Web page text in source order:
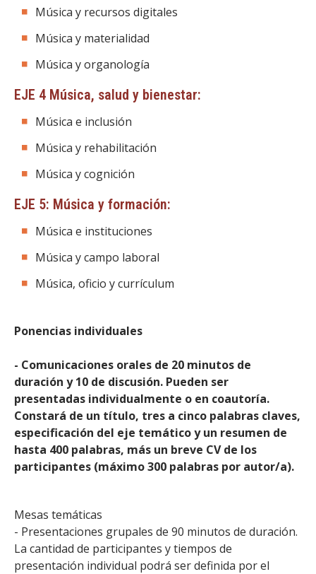
Música y recursos digitales
Música y materialidad
Música y organología
EJE 4 Música, salud y bienestar:
Música e inclusión
Música y rehabilitación
Música y cognición
EJE 5: Música y formación:
Música e instituciones
Música y campo laboral
Música, oficio y currículum
Ponencias individuales
- Comunicaciones orales de 20 minutos de
duración y 10 de discusión. Pueden ser
presentadas individualmente o en coautoría.
Constará de un título, tres a cinco palabras claves,
especificación del eje temático y un resumen de
hasta 400 palabras, más un breve CV de los
participantes (máximo 300 palabras por autor/a).
Mesas temáticas
- Presentaciones grupales de 90 minutos de duración.
La cantidad de participantes y tiempos de
presentación individual podrá ser definida por el